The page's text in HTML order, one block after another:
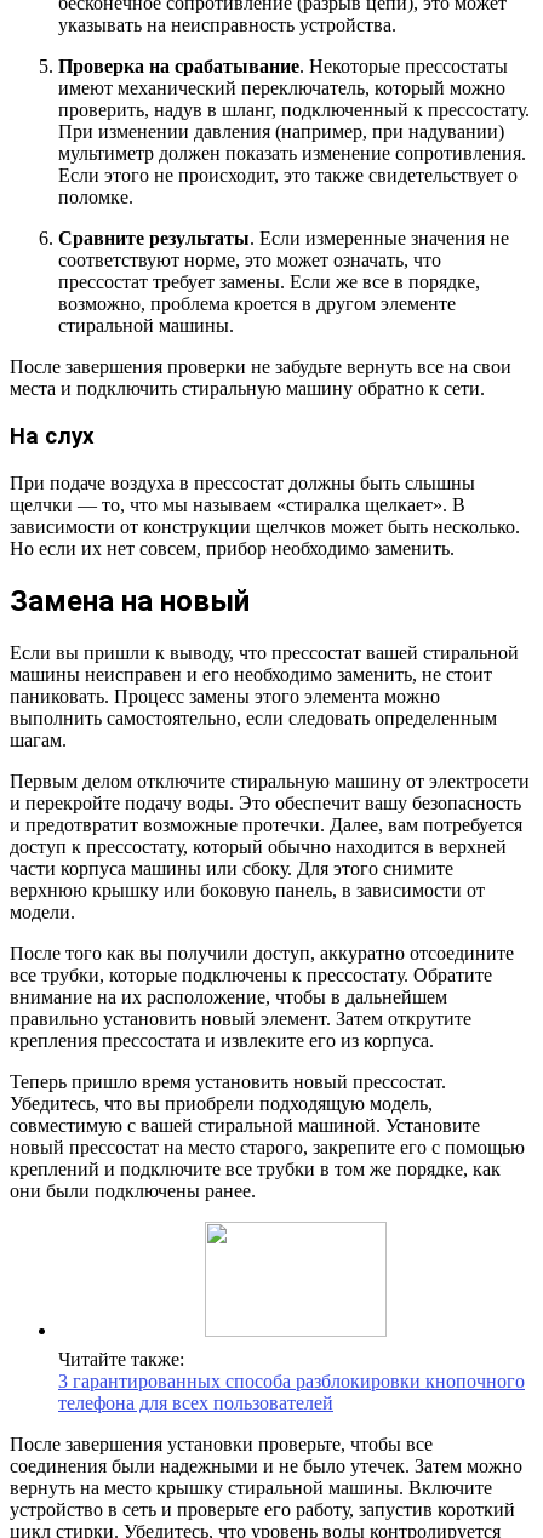
указывать на неисправность устройства.
Проверка на срабатывание. Некоторые прессостаты
имеют механический переключатель, который можно
проверить, надув в шланг, подключенный к прессостату.
При изменении давления (например, при надувании)
мультиметр должен показать изменение сопротивления.
Если этого не происходит, это также свидетельствует о
поломке.
Сравните результаты. Если измеренные значения не
соответствуют норме, это может означать, что
прессостат требует замены. Если же все в порядке,
возможно, проблема кроется в другом элементе
стиральной машины.
После завершения проверки не забудьте вернуть все на свои
места и подключить стиральную машину обратно к сети.
На слух
При подаче воздуха в прессостат должны быть слышны
щелчки — то, что мы называем «стиралка щелкает». В
зависимости от конструкции щелчков может быть несколько.
Но если их нет совсем, прибор необходимо заменить.
Замена на новый
Если вы пришли к выводу, что прессостат вашей стиральной
машины неисправен и его необходимо заменить, не стоит
паниковать. Процесс замены этого элемента можно
выполнить самостоятельно, если следовать определенным
шагам.
Первым делом отключите стиральную машину от электросети
и перекройте подачу воды. Это обеспечит вашу безопасность
и предотвратит возможные протечки. Далее, вам потребуется
доступ к прессостату, который обычно находится в верхней
части корпуса машины или сбоку. Для этого снимите
верхнюю крышку или боковую панель, в зависимости от
модели.
После того как вы получили доступ, аккуратно отсоедините
все трубки, которые подключены к прессостату. Обратите
внимание на их расположение, чтобы в дальнейшем
правильно установить новый элемент. Затем открутите
крепления прессостата и извлеките его из корпуса.
Теперь пришло время установить новый прессостат.
Убедитесь, что вы приобрели подходящую модель,
совместимую с вашей стиральной машиной. Установите
новый прессостат на место старого, закрепите его с помощью
креплений и подключите все трубки в том же порядке, как
они были подключены ранее.
Читайте также:
3 гарантированных способа разблокировки кнопочного
телефона для всех пользователей
После завершения установки проверьте, чтобы все
соединения были надежными и не было утечек. Затем можно
вернуть на место крышку стиральной машины. Включите
устройство в сеть и проверьте его работу, запустив короткий
цикл стирки. Убедитесь, что уровень воды контролируется